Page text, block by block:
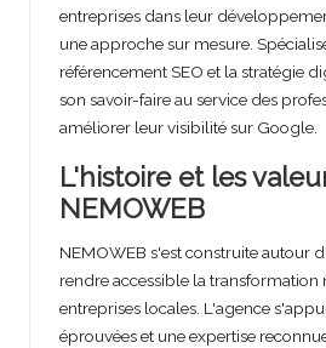
entreprises dans leur
une approche sur mesure.
référencement SEO et la stratégie
son savoir-faire au service des
améliorer leur visibilité sur Google.
L'histoire et les
NEMOWEB
NEMOWEB s'est construite autour
rendre accessible la transformation
entreprises locales. L'agence
éprouvées et une expertise